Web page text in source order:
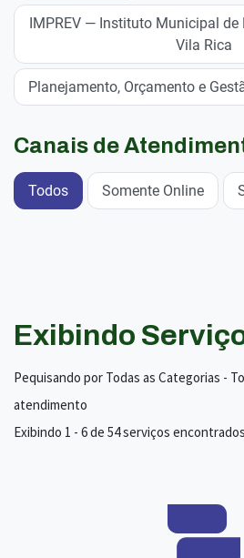
IMPREV — Instituto Municipal de
Vila Rica
Planejamento, Orçamento e
Canais de
Todos Somente Online
Exibindo
Pequisando por Todas as Categorias -
atendimento
Exibindo 1 - 6 de 54 serviços